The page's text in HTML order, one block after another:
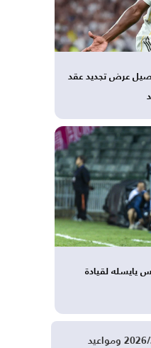
عرض تجديد عقد
يايسله لقيادة
جدول مباريات أتلتيكو مدريد في الدوري الإسباني 2026/2027 ومواعيد